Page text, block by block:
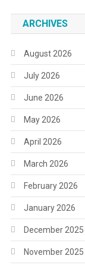
ARCHIVES
August 2026
July 2026
June 2026
May 2026
April 2026
March 2026
February 2026
January 2026
December 2025
November 2025